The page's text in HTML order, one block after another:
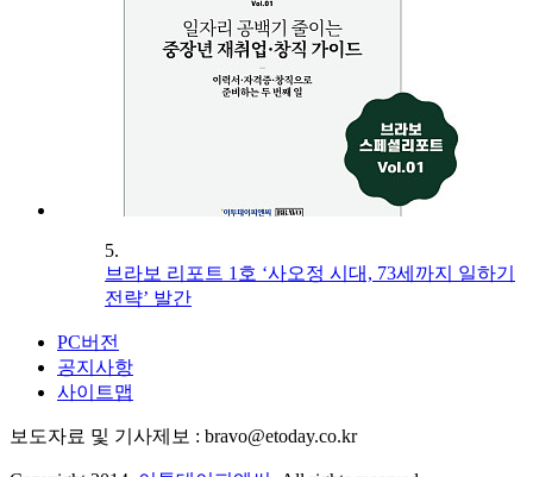
5.
브라보 리포트 1호 ‘사오정 시대, 73세까지 일하기
전략’ 발간
PC버전
공지사항
사이트맵
보도자료 및 기사제보 : bravo@etoday.co.kr